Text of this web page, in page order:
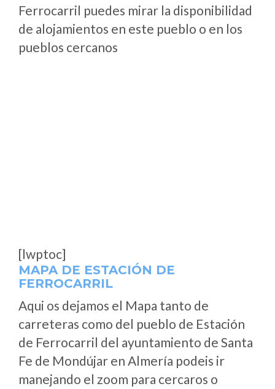
Ferrocarril puedes mirar la disponibilidad
de alojamientos en este pueblo o en los
pueblos cercanos
[lwptoc]
MAPA DE ESTACIÓN DE
FERROCARRIL
Aqui os dejamos el Mapa tanto de
carreteras como del pueblo de Estación
de Ferrocarril del ayuntamiento de Santa
Fe de Mondújar en Almería podeis ir
manejando el zoom para cercaros o